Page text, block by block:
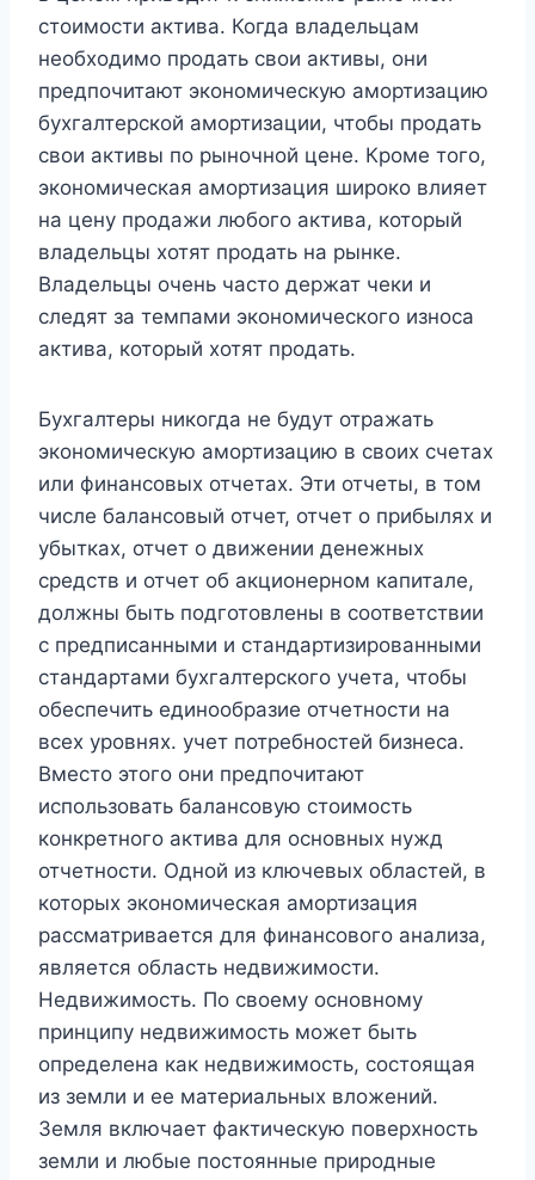
стоимости актива. Когда владельцам
необходимо продать свои активы, они
предпочитают экономическую амортизацию
бухгалтерской амортизации, чтобы продать
свои активы по рыночной цене. Кроме того,
экономическая амортизация широко влияет
на цену продажи любого актива, который
владельцы хотят продать на рынке.
Владельцы очень часто держат чеки и
следят за темпами экономического износа
актива, который хотят продать.
Бухгалтеры никогда не будут отражать
экономическую амортизацию в своих счетах
или финансовых отчетах. Эти отчеты, в том
числе балансовый отчет, отчет о прибылях и
убытках, отчет о движении денежных
средств и отчет об акционерном капитале,
должны быть подготовлены в соответствии
с предписанными и стандартизированными
стандартами бухгалтерского учета, чтобы
обеспечить единообразие отчетности на
всех уровнях. учет потребностей бизнеса.
Вместо этого они предпочитают
использовать балансовую стоимость
конкретного актива для основных нужд
отчетности. Одной из ключевых областей, в
которых экономическая амортизация
рассматривается для финансового анализа,
является область недвижимости.
Недвижимость. По своему основному
принципу недвижимость может быть
определена как недвижимость, состоящая
из земли и ее материальных вложений.
Земля включает фактическую поверхность
земли и любые постоянные природные